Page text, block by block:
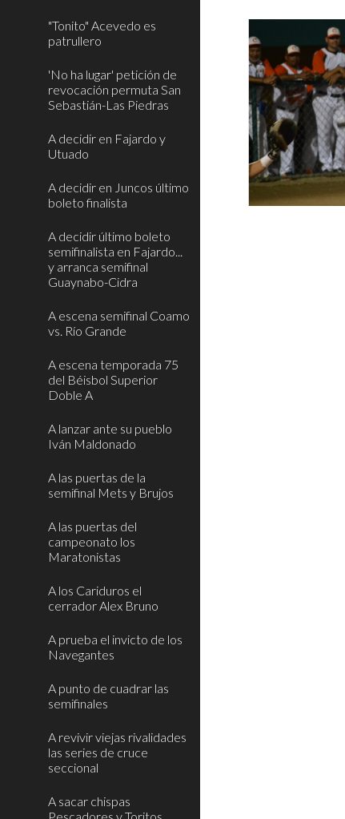
"Tonito" Acevedo es
patrullero
'No ha lugar' petición de
revocación permuta San
Sebastián-Las Piedras
A decidir en Fajardo y
Utuado
A decidir en Juncos último
boleto finalista
A decidir último boleto
semifinalista en Fajardo...
y arranca semifinal
Guaynabo-Cidra
A escena semifinal Coamo
vs. Río Grande
A escena temporada 75
del Béisbol Superior
Doble A
A lanzar ante su pueblo
Iván Maldonado
A las puertas de la
semifinal Mets y Brujos
A las puertas del
campeonato los
Maratonistas
A los Cariduros el
cerrador Alex Bruno
A prueba el invicto de los
Navegantes
A punto de cuadrar las
semifinales
A revivir viejas rivalidades
las series de cruce
seccional
A sacar chispas